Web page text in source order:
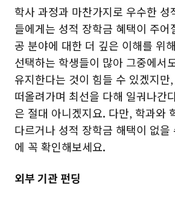
학사 과정과 마찬가지로 우수한 성
들에게는 성적 장학금 혜택이 주어
공 분야에 대한 더 깊은 이해를 위
선택하는 학생들이 많아 그중에서
유지한다는 것이 힘들 수 있겠지만
떠올려가며 최선을 다해 일궈나간
은 절대 아니겠지요. 다만, 학과와
다르거나 성적 장학금 해택이 없을
에 꼭 확인해보세요.
외부 기관 펀딩